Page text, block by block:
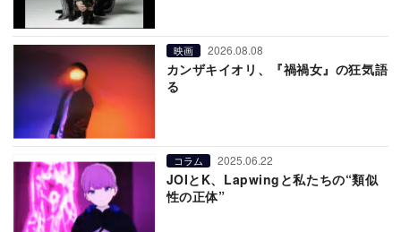
映画 2026.08.08
カンザキイオリ、『禍禍女』の狂気語
る
コラム 2025.06.22
JOIとK、Lapwingと私たちの“類似
性の正体”